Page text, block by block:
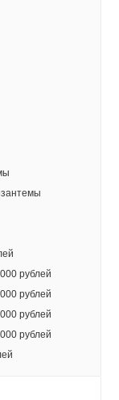
рублей
рублей
рублей
рублей